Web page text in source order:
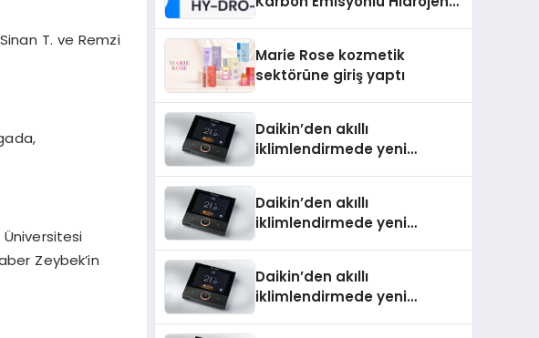
T. ve Remzi
Zeybek’in
Aldı
Marie Rose kozmetik
sektörüne giriş yaptı
Daikin’den akıllı
iklimlendirmede yeni
Daikin’den akıllı
iklimlendirmede yeni
Daikin’den akıllı
iklimlendirmede yeni